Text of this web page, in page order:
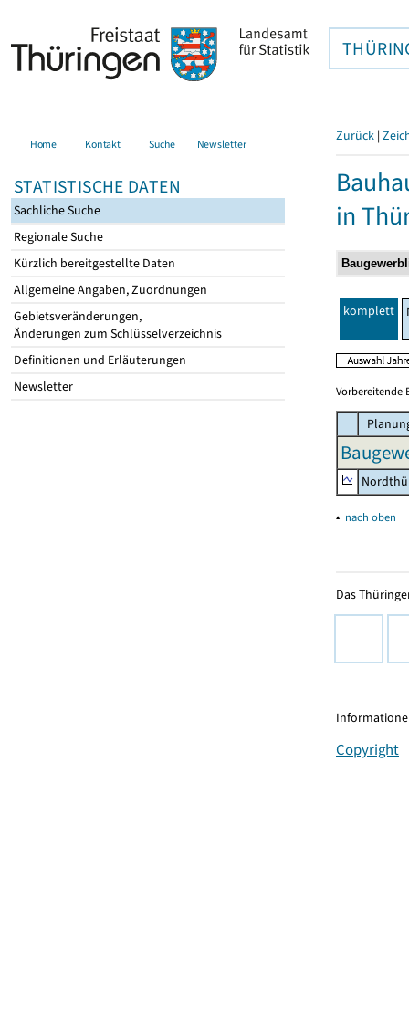
Home Kontakt Suche Newsletter
STATISTISCHE DATEN
Sachliche Suche
Regionale Suche
Kürzlich bereitgestellte Daten
Allgemeine Angaben, Zuordnungen
Gebietsveränderungen,
Änderungen zum Schlüsselverzeichnis
Definitionen und Erläuterungen
Newsletter
Zurück |
in
komplett
Vorbereitende
▴ nach oben
Das
Copyright